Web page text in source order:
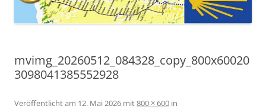
mvimg_20260512_084328_copy_800x60020
3098041385552928
Veröffentlicht am 12. Mai 2026 mit800 × 600 in